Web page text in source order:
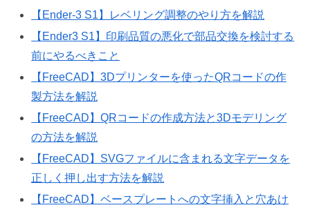
【Ender-3 S1】レベリング調整のやり方を解説
【Ender3 S1】印刷品質の悪化で部品交換を検討する
前にやるべきこと
【FreeCAD】3Dプリンターを使ったQRコードの作
製方法を解説
【FreeCAD】QRコードの作成方法と3Dモデリング
の方法を解説
【FreeCAD】SVGファイルに含まれる文字データを
正しく押し出す方法を解説
【FreeCAD】ベースプレートへの文字挿入と穴あけ